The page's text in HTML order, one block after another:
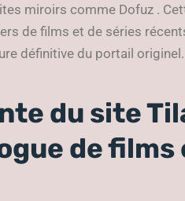
miroirs comme Dofuz .
de films et de séries
définitive du portail originel.
du site
de films